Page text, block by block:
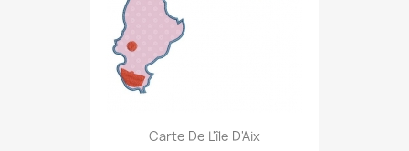
Carte De L'île D'Aix